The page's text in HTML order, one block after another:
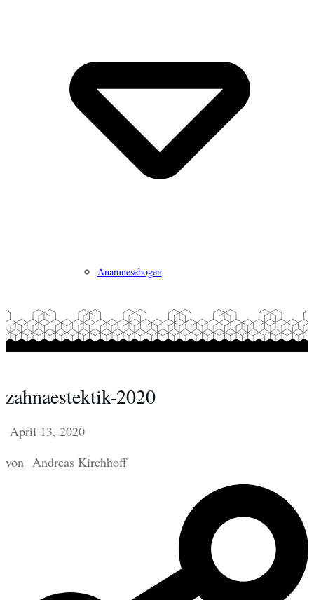
Anamnesebogen
zahnaestektik-2020
April 13, 2020
von Andreas Kirchhoff